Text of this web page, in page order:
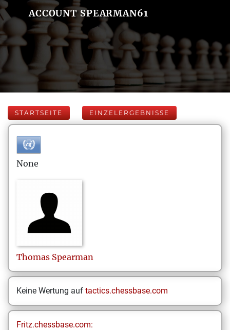
ACCOUNT SPEARMAN61
STARTSEITE EINZELERGEBNISSE
None
Thomas Spearman
Keine Wertung auf tactics.chessbase.com
Fritz.chessbase.com: